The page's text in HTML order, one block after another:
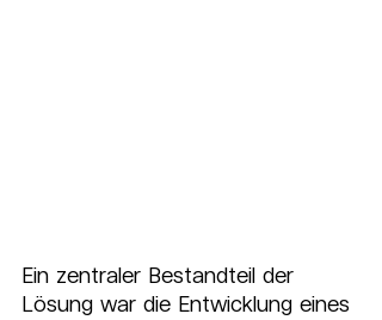
Ein zentraler Bestandteil der
Lösung war die Entwicklung eines